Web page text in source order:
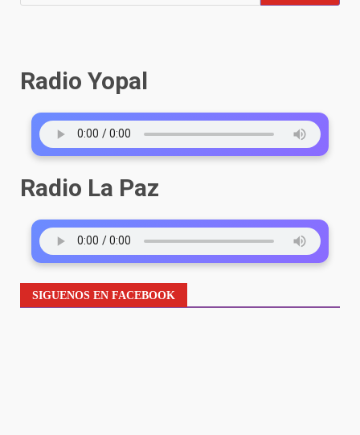
Radio Yopal
Radio La Paz
SIGUENOS EN FACEBOOK